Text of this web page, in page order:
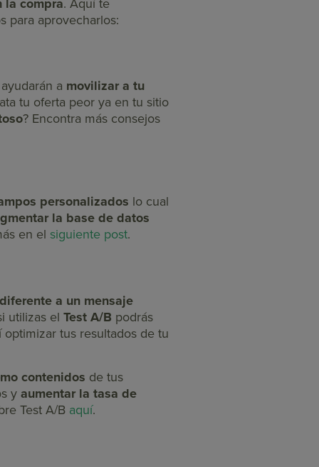
la compra. Aquí te
para aprovecharlos:
a movilizar a tu
tu oferta peor ya en tu sitio
? Encontra más consejos
personalizados lo cual
la base de datos
en el siguiente post.
a un mensaje
utilizas el Test A/B podrás
optimizar tus resultados de tu
contenidos de tus
y aumentar la tasa de
Test A/B aquí.